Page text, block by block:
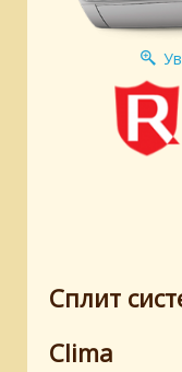
Сплит
Clima